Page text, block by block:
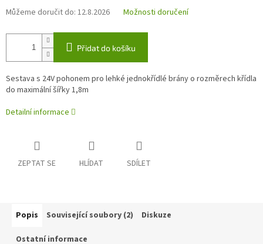
Můžeme doručit do: 12.8.2026 Možnosti doručení
Přidat do košíku
Sestava s 24V pohonem pro lehké jednokřídlé brány o rozměrech křídla
do maximální šířky 1,8m
Detailní informace
ZEPTAT SE HLÍDAT SDÍLET
Popis Související soubory (2) Diskuze
Ostatní informace